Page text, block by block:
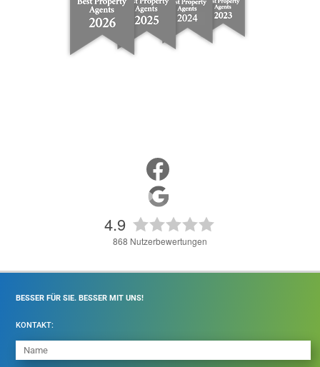
4.9
868 Nutzerbewertungen
BESSER FÜR SIE. BESSER MIT UNS!
KONTAKT: